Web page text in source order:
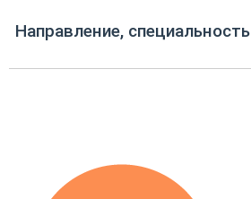
Направление, специальность